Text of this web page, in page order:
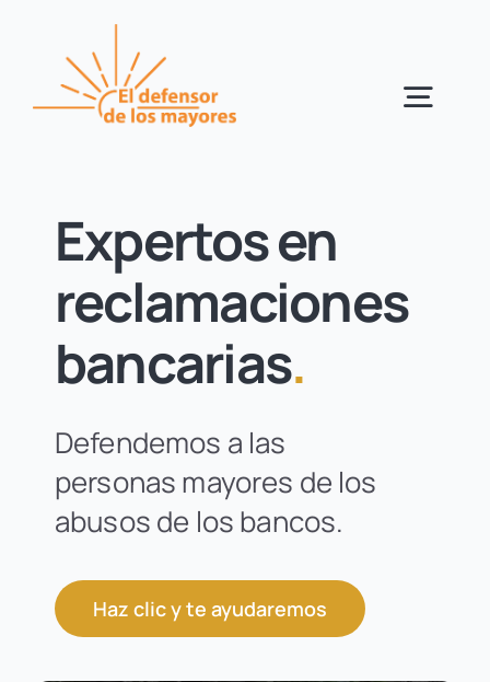
contenido
Quiénes somos
Cómo trabajamos
Casos reales
Estudiamos tu caso
Expertos en
reclamaciones
bancarias.
Defendemos a las
personas mayores de los
abusos de los bancos.
Haz clic y te ayudaremos